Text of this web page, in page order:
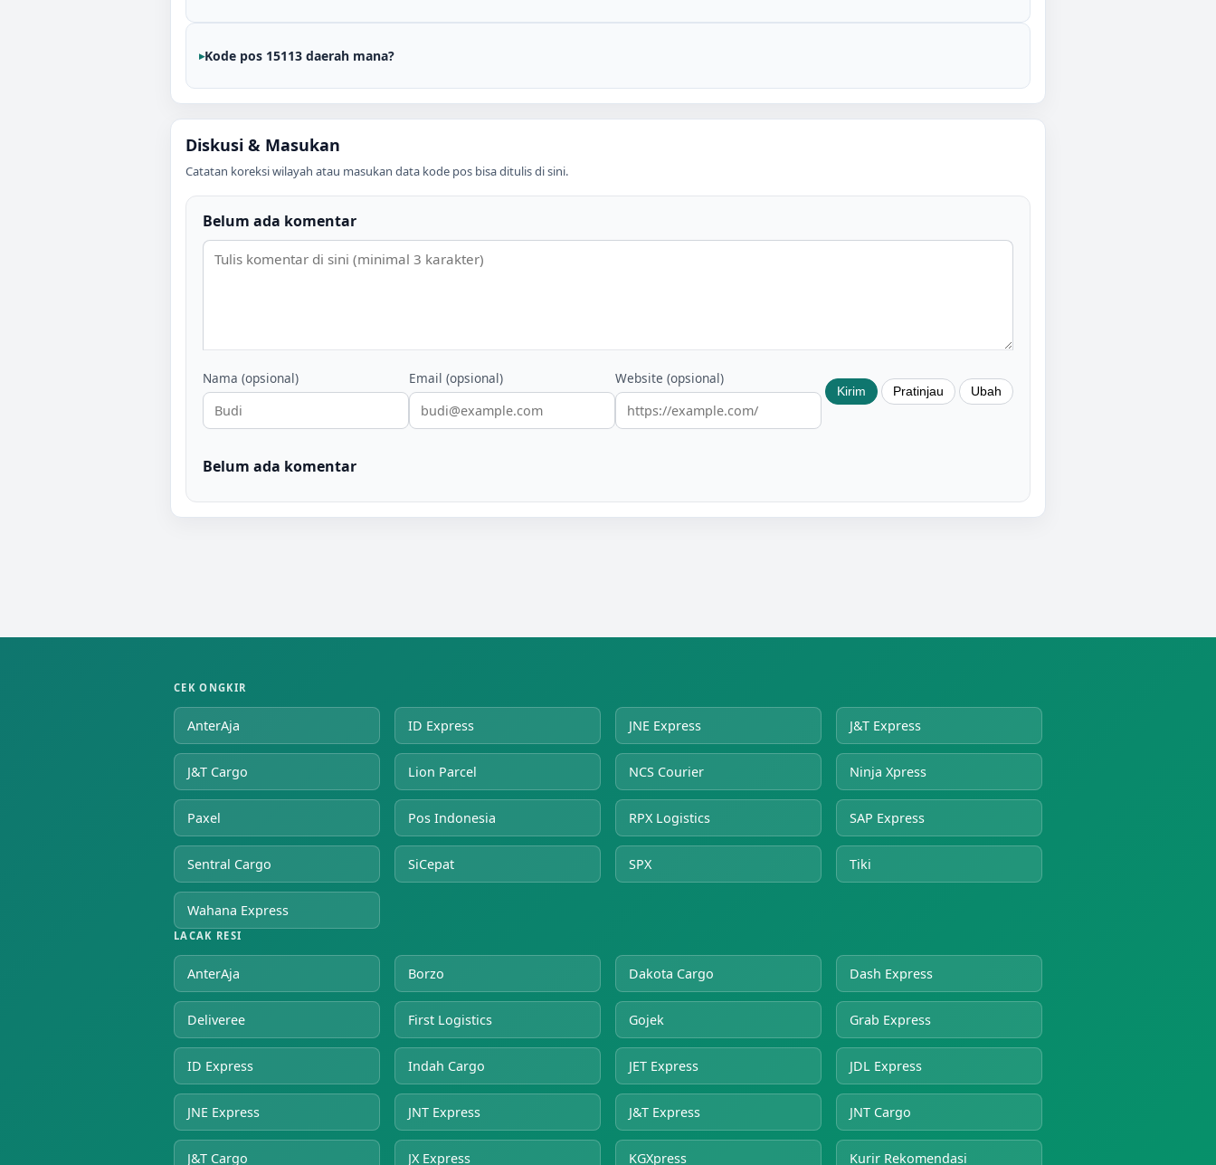
Kode pos 15113 daerah mana?
Diskusi & Masukan
Catatan koreksi wilayah atau masukan data kode pos bisa ditulis di sini.
Belum ada komentar
Nama (opsional) Email (opsional) Website (opsional)
Belum ada komentar
CEK ONGKIR
AnterAja ID Express JNE Express J&T Express
J&T Cargo Lion Parcel NCS Courier Ninja Xpress
Paxel Pos Indonesia RPX Logistics SAP Express
Sentral Cargo SiCepat SPX Tiki
Wahana Express
LACAK RESI
AnterAja Borzo Dakota Cargo Dash Express
Deliveree First Logistics Gojek Grab Express
ID Express Indah Cargo JET Express JDL Express
JNE Express JNT Express J&T Express JNT Cargo
J&T Cargo JX Express KGXpress Kurir Rekomendasi